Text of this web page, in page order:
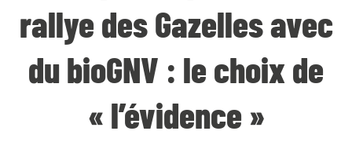
rallye des Gazelles avec
du bioGNV : le choix de
« l’évidence »